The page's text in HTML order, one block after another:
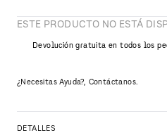
ESTE PRODUCTO NO ESTÁ
Devolución gratuita en todos los
¿Necesitas Ayuda?, Contáctanos.
DETALLES